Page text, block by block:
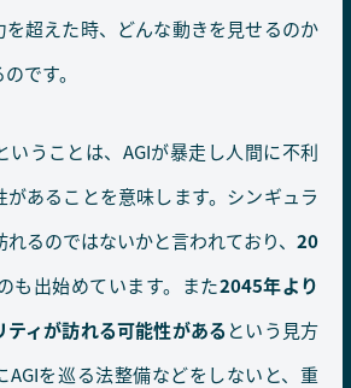
を超えた時、どんな動きを見せるのか
です。
いうことは、AGIが暴走し人間に不利
あることを意味します。シンギュラ
るのではないかと言われており、 20
も出始めています。また2045年より
ィが訪れる可能性がある という見方
AGIを巡る法整備などをしないと、重